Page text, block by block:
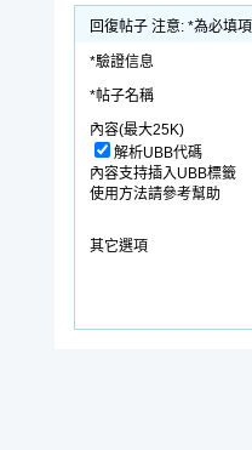
回復帖子 注意: *為必填項
*驗證信息
*帖子名稱
內容(最大25K)
解析UBB代碼
內容支持插入UBB標籤
使用方法請參考幫助
其它選項